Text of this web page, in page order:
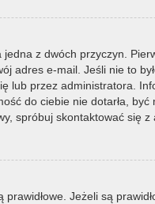
z dwóch przyczyn.
adres e-mail. Jeśli nie to
przez administratora.
do ciebie nie dotarła,
spróbuj skontaktować się z
Jeżeli są